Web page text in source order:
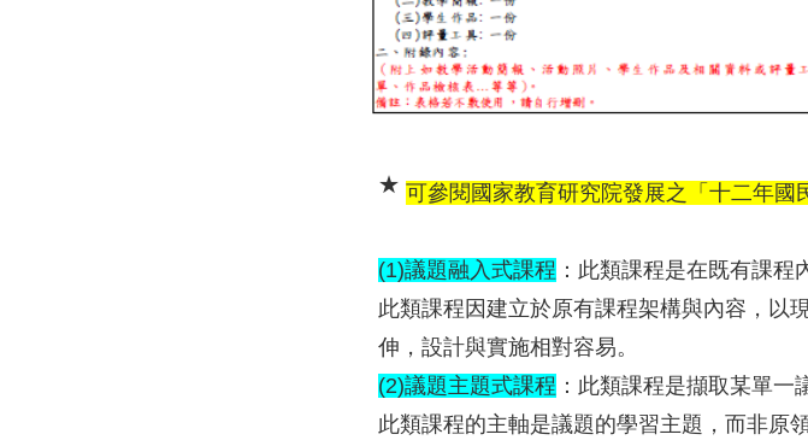
★ 可參閱國家教育研究院發展之「十二年國
(1)議題融入式課程 ：此類課程是在既有課
此類課程因建立於原有課程架構與內容，以
伸，設計與實施相對容易。
(2)議題主題式課程 ：此類課程是擷取某單
此類課程的主軸是議題的學習主題，而非原